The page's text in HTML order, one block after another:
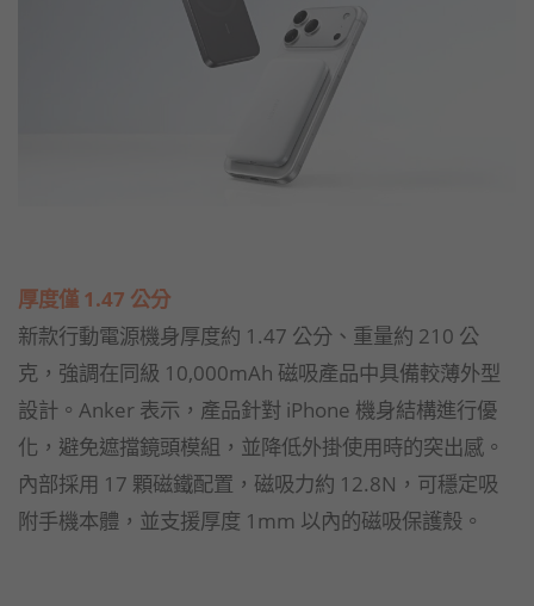
厚度僅 1.47 公分
新款行動電源機身厚度約 1.47 公分、重量約 210 公
克，強調在同級 10,000mAh 磁吸產品中具備較薄外型
設計。Anker 表示，產品針對 iPhone 機身結構進行優
化，避免遮擋鏡頭模組，並降低外掛使用時的突出感。
內部採用 17 顆磁鐵配置，磁吸力約 12.8N，可穩定吸
附手機本體，並支援厚度 1mm 以內的磁吸保護殼。